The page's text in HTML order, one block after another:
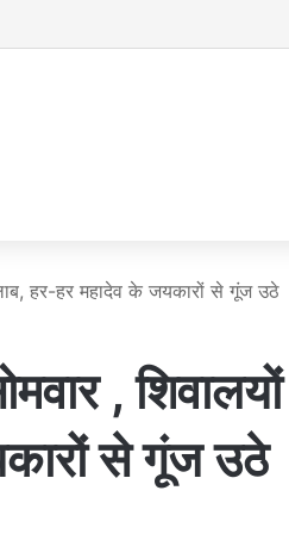
हर-हर महादेव के जयकारों से गूंज उठे
,
से गूंज उठे